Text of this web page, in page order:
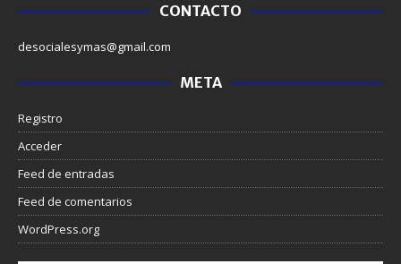
CONTACTO
desocialesymas@gmail.com
META
Registro
Acceder
Feed de entradas
Feed de comentarios
WordPress.org